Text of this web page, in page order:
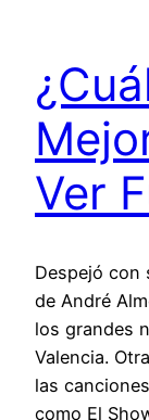
Ver
Despejó con
de André
los grandes
Valencia.
las
como El